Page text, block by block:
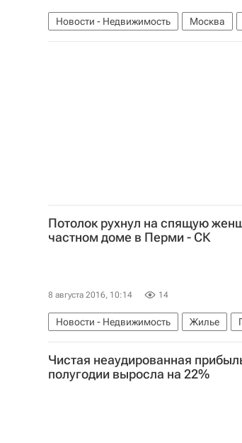
Новости - Недвижимость Москва
Россия
Потолок рухнул на спящую
частном доме в Перми - СК
8 августа 2016, 10:14 14
Новости - Недвижимость Жилье
Чистая неаудированная
полугодии выросла на 22%